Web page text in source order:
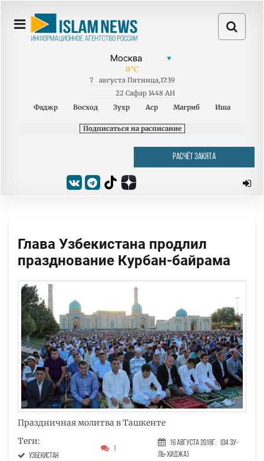
0°C
7 августа Пятница,17:39
22 Сафар 1448 AH
Фаджр
Восход Зухр Аср Магриб Иша
Подписаться на расписание
РАСЧЁТ ЗАКЯТА
Глава Узбекистана продлил
празднование Курбан-байрама
Праздничная молитва в Ташкенте
Теги:
Узбекистан
1
16 Августа 2018г. (04 Зу-
ль-хиджа)